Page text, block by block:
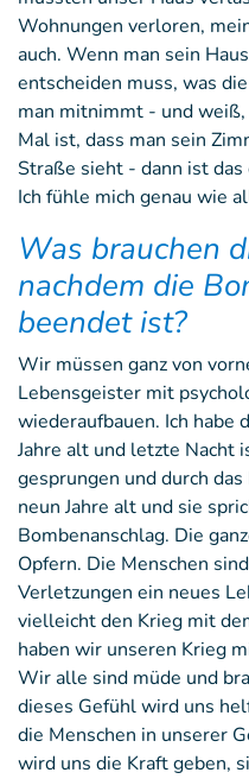
Wohnungen verloren,
auch. Wenn man sein
entscheiden muss, was
man mitnimmt - und
Mal ist, dass man sein
Straße sieht - dann ist das
Ich fühle mich genau wie
Was brauchen
nachdem die
beendet ist?
Wir müssen ganz von
Lebensgeister mit
wiederaufbauen. Ich
Jahre alt und letzte Nacht
gesprungen und durch
neun Jahre alt und sie
Bombenanschlag. Die
Opfern. Die Menschen
Verletzungen ein neues
vielleicht den Krieg mit
haben wir unseren Krieg
Wir alle sind müde und
dieses Gefühl wird uns
die Menschen in unserer
wird uns die Kraft geben,